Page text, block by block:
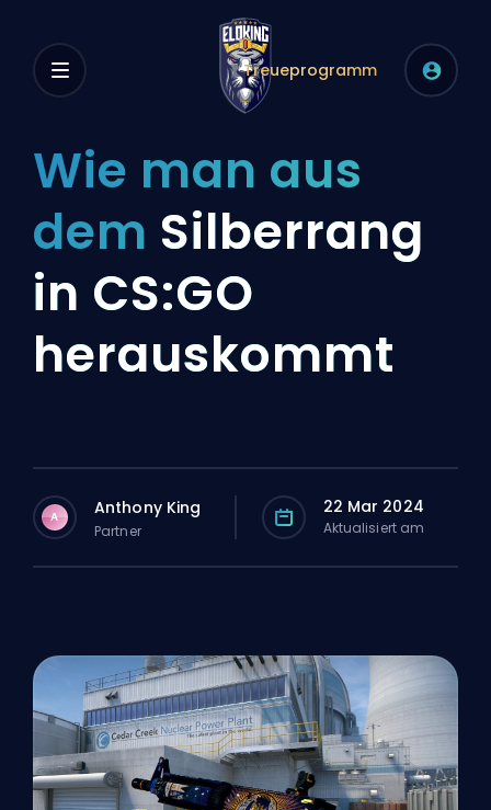
Treueprogramm
Wie man aus
dem Silberrang
in CS:GO
herauskommt
A Anthony King
Partner
22 Mar 2024
Aktualisiert am